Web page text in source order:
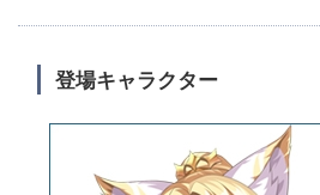
登場キャラクター